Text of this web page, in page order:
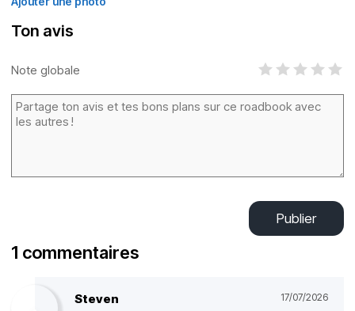
Ton avis
Note globale
Publier
1 commentaires
Steven 17/07/2026